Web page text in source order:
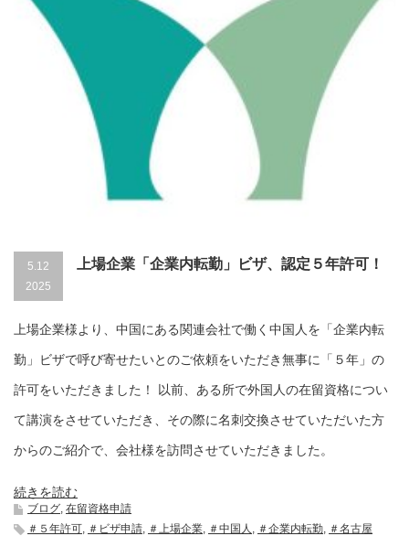
5.12
2025
上場企業「企業内転勤」ビザ、認定５年許可！
上場企業様より、中国にある関連会社で働く中国人を「企業内転
勤」ビザで呼び寄せたいとのご依頼をいただき無事に「５年」の
許可をいただきました！ 以前、ある所で外国人の在留資格につい
て講演をさせていただき、その際に名刺交換させていただいた方
からのご紹介で、会社様を訪問させていただきました。
続きを読む
ブログ 在留資格申請
＃５年許可
＃ビザ申請 ＃上場企業 ＃中国人 ＃企業内転勤
＃名古屋